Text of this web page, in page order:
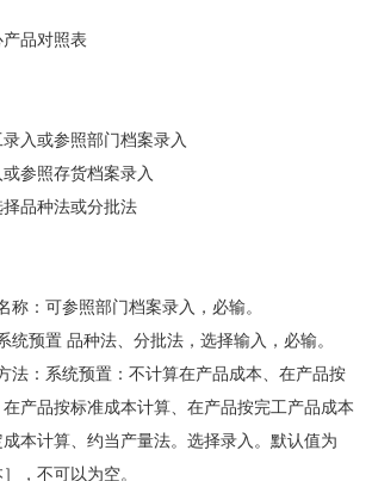
品对照表
入或参照部门档案录入
参照存货档案录入
品种法或分批法
称：可参照部门档案录入，必输。
统预置 品种法、分批法，选择输入，必输。
法：系统预置：不计算在产品成本、在产品按
产品按标准成本计算、在产品按完工产品成本
本计算、约当产量法。选择录入。默认值为
，不可以为空。